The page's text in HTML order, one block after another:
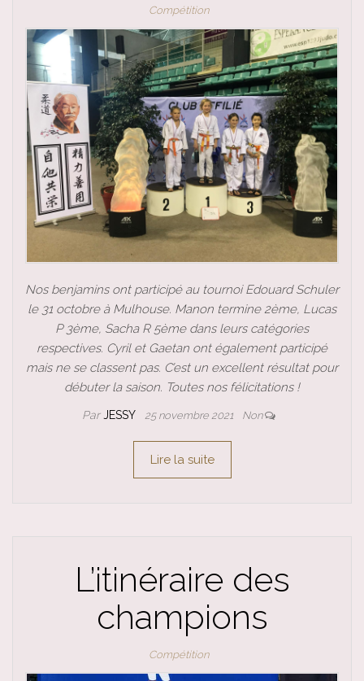
Compétition
Nos benjamins ont participé au tournoi Edouard Schuler
le 31 octobre à Mulhouse. Manon termine 2ème, Lucas
P 3ème, Sacha R 5ème dans leurs catégories
respectives. Cyril et Gaetan ont également participé
mais ne se classent pas. C’est un excellent résultat pour
débuter la saison. Toutes nos félicitations !
ParJESSY 25 novembre 2021 Non
Lire la suite
L’itinéraire des
champions
Compétition